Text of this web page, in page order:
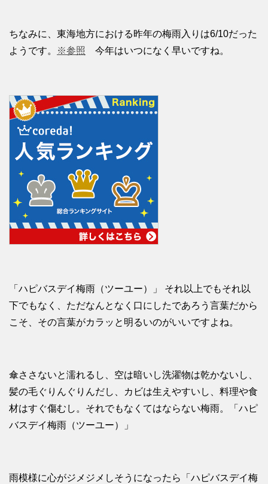
ちなみに、東海地方における昨年の梅雨入りは6/10だった
ようです。
※参照 今年はいつになく早いですね。
「ハピバスデイ梅雨（ツーユー）」 それ以上でもそれ以
下でもなく、ただなんとなく口にしたであろう言葉だから
こそ、その言葉がカラッと明るいのがいいですよね。
傘ささないと濡れるし、空は暗いし洗濯物は乾かないし、
髪の毛ぐりんぐりんだし、カビは生えやすいし、料理や食
材はすぐ傷むし。それでもなくてはならない梅雨。「ハピ
バスデイ梅雨（ツーユー）」
雨模様に心がジメジメしそうになったら「ハピバスデイ梅